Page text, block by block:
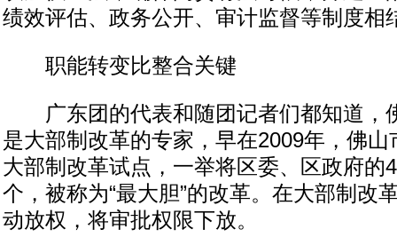
绩效评估、政务公开、审计监督等制度相
职能转变比整合关键
广东团的代表和随团记者们都知道，
是大部制改革的专家，早在2009年，佛
大部制改革试点，一举将区委、区政府的
个，被称为“最大胆”的改革。在大部制改
动放权，将审批权限下放。